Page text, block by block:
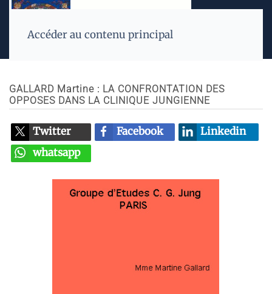
Accéder au contenu principal
GALLARD Martine : LA CONFRONTATION DES
OPPOSES DANS LA CLINIQUE JUNGIENNE
Twitter Facebook
Linkedin
whatsapp